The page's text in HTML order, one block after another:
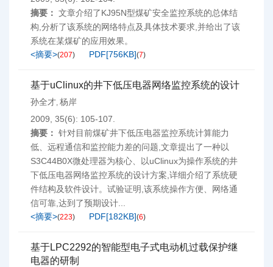
摘要： 文章介绍了KJ95N型煤矿安全监控系统的总体结
构,分析了该系统的网络特点及具体技术要求,并给出了该
系统在某煤矿的应用效果。
<摘要>(207) PDF[756KB](7)
基于uClinux的井下低压电器网络监控系统的设计
孙全才, 杨岸
2009, 35(6): 105-107.
摘要： 针对目前煤矿井下低压电器监控系统计算能力
低、远程通信和监控能力差的问题,文章提出了一种以
S3C44B0X微处理器为核心、以uClinux为操作系统的井
下低压电器网络监控系统的设计方案,详细介绍了系统硬
件结构及软件设计。试验证明,该系统操作方便、网络通
信可靠,达到了预期设计...
<摘要>(223) PDF[182KB](6)
基于LPC2292的智能型电子式电动机过载保护继
电器的研制